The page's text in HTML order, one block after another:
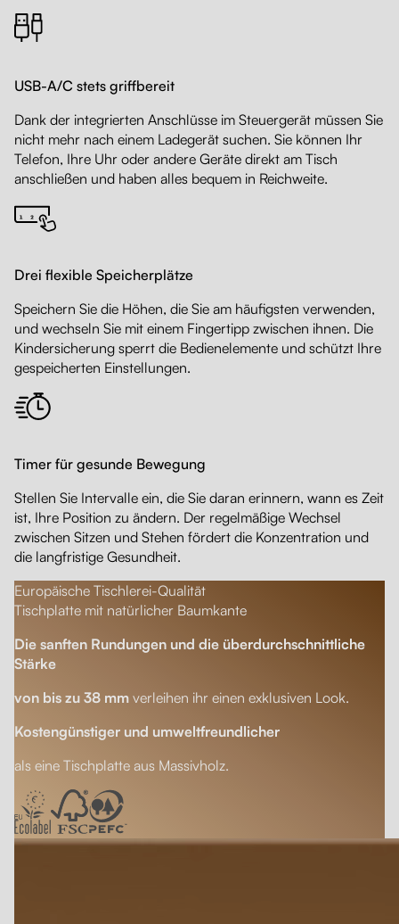
USB-A/C stets griffbereit
Dank der integrierten Anschlüsse im Steuergerät müssen Sie
nicht mehr nach einem Ladegerät suchen. Sie können Ihr
Telefon, Ihre Uhr oder andere Geräte direkt am Tisch
anschließen und haben alles bequem in Reichweite.
Drei flexible Speicherplätze
Speichern Sie die Höhen, die Sie am häufigsten verwenden,
und wechseln Sie mit einem Fingertipp zwischen ihnen. Die
Kindersicherung sperrt die Bedienelemente und schützt Ihre
gespeicherten Einstellungen.
Timer für gesunde Bewegung
Stellen Sie Intervalle ein, die Sie daran erinnern, wann es Zeit
ist, Ihre Position zu ändern. Der regelmäßige Wechsel
zwischen Sitzen und Stehen fördert die Konzentration und
die langfristige Gesundheit.
Europäische Tischlerei-Qualität
Tischplatte mit natürlicher Baumkante
Die sanften Rundungen und die überdurchschnittliche
Stärke
von bis zu 38 mm verleihen ihr einen exklusiven Look.
Kostengünstiger und umweltfreundlicher
als eine Tischplatte aus Massivholz.